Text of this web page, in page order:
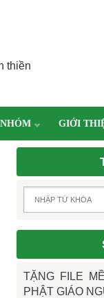
thiền
GIỚI
TẶNG FILE
PHẬT GIÁO